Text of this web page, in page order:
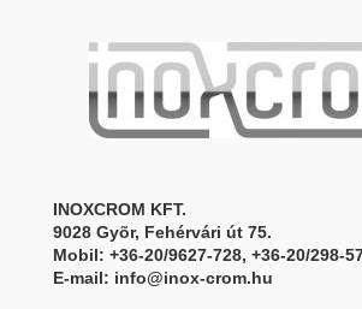
INOXCROM KFT.
9028 Gyõr, Fehérvári út 75.
Mobil: +36-20/9627-728, +36-20/298-
E-mail: info@inox-crom.hu